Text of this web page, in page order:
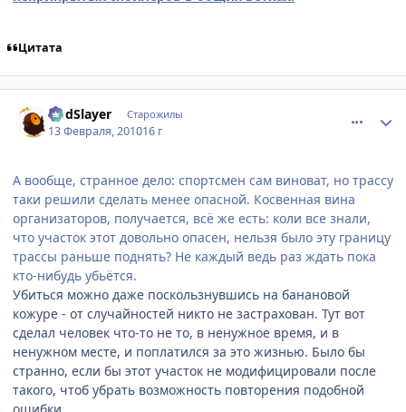
Цитата
GodSlayer Старожилы
13 Февраля, 201016 г
А вообще, странное дело: спортсмен сам виноват, но трассу
таки решили сделать менее опасной. Косвенная вина
организаторов, получается, всё же есть: коли все знали,
что участок этот довольно опасен, нельзя было эту границу
трассы раньше поднять? Не каждый ведь раз ждать пока
кто-нибудь убьётся.
Убиться можно даже поскользнувшись на банановой
кожуре - от случайностей никто не застрахован. Тут вот
сделал человек что-то не то, в ненужное время, и в
ненужном месте, и поплатился за это жизнью. Было бы
странно, если бы этот участок не модифицировали после
такого, чтоб убрать возможность повторения подобной